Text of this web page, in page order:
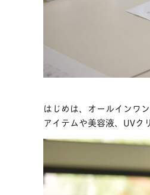
はじめは、オールインワ
アイテムや美容液、UVク